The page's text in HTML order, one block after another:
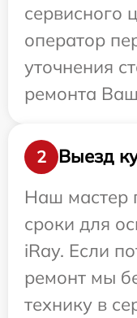
сервисного
оператор
уточнения
ремонта
2
Выезд
Наш мастер
сроки для
iRay. Если
ремонт мы
технику в